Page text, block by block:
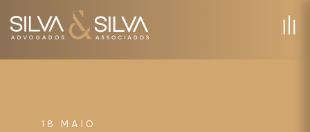
18.MAIO